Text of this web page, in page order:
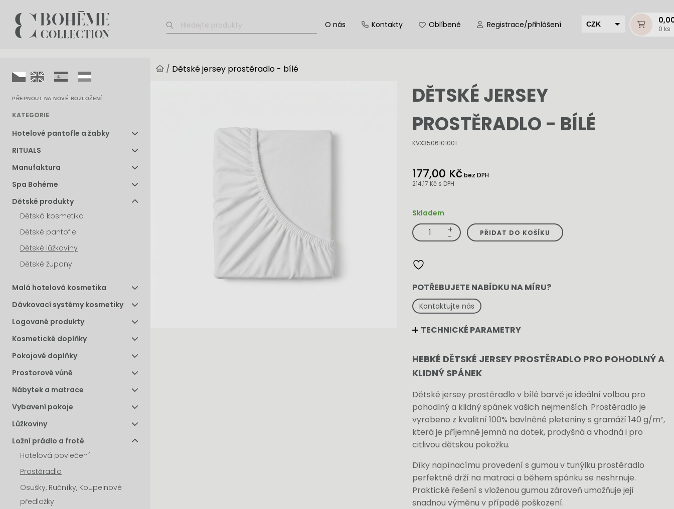
O nás Kontakty Oblíbené Registrace/přihlášení CZK
0 ks
PŘEPNOUT NA NOVÉ ROZLOŽENÍ
KATEGORIE
Hotelové pantofle a žabky
RITUALS
Manufaktura
Spa Bohéme
Dětské produkty
Dětská kosmetika
Dětské pantofle
Dětské lůžkoviny
Dětské župany.
Malá hotelová kosmetika
Dávkovací systémy kosmetiky
Logované produkty
Kosmetické doplňky
Pokojové doplňky
Prostorové vůně
Nábytek a matrace
Vybavení pokoje
Lůžkoviny
Ložní prádlo a froté
Hotelová povlečení
Prostěradla
Osušky, Ručníky, Koupelnové
předložky
/ Dětské jersey prostěradlo - bílé
DĚTSKÉ JERSEY
PROSTĚRADLO - BÍLÉ
KVX3506101001
177,00 Kčbez DPH
214,17 Kč s DPH
Skladem
Dětské
jersey
prostěradlo
množství
+
- PŘIDAT DO KOŠÍKU
POTŘEBUJETE NABÍDKU NA MÍRU?
Kontaktujte nás
TECHNICKÉ PARAMETRY
HEBKÉ DĚTSKÉ JERSEY PROSTĚRADLO PRO POHODLNÝ A
KLIDNÝ SPÁNEK
Dětské jersey prostěradlo v bílé barvě je ideální volbou pro
pohodlný a klidný spánek vašich nejmenších. Prostěradlo je
vyrobeno z kvalitní 100% bavlněné pleteniny s gramáží 140 g/m²,
která je příjemně jemná na dotek, prodyšná a vhodná i pro
citlivou dětskou pokožku.
Díky napínacímu provedení s gumou v tunýlku prostěradlo
perfektně drží na matraci a během spánku se neshrnuje.
Praktické řešení s vloženou gumou zároveň umožňuje její
snadnou výměnu v případě poškození.